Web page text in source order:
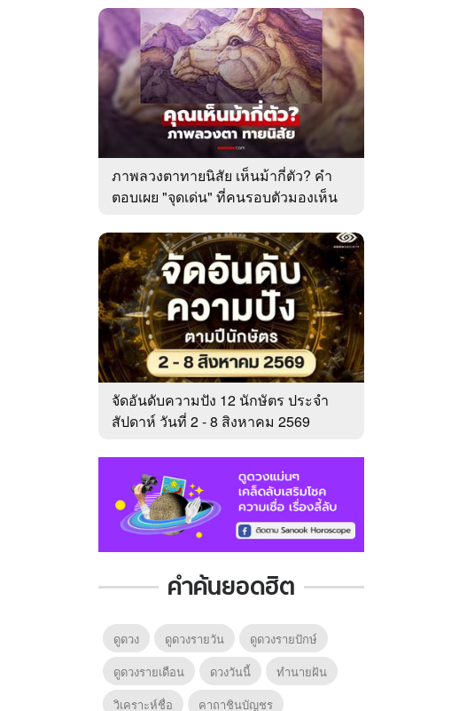
ภาพลวงตาทายนิสัย เห็นม้ากี่ตัว? คำ
ตอบเผย "จุดเด่น" ที่คนรอบตัวมองเห็น
จัดอันดับความปัง 12 นักษัตร ประจำ
สัปดาห์ วันที่ 2 - 8 สิงหาคม 2569
คำค้นยอดฮิต
ดูดวง ดูดวงรายวัน
ดูดวงรายปักษ์
ดูดวงรายเดือน
ดวงวันนี้
ทํานายฝัน
วิเคราะห์ชื่อ
คาถาชินบัญชร